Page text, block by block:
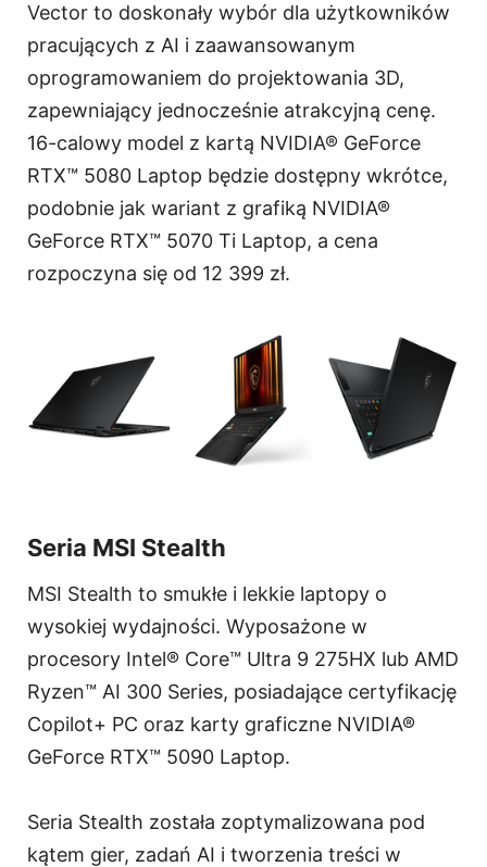
Vector to doskonały wybór dla użytkowników
pracujących z AI i zaawansowanym
oprogramowaniem do projektowania 3D,
zapewniający jednocześnie atrakcyjną cenę.
16-calowy model z kartą NVIDIA® GeForce
RTX™ 5080 Laptop będzie dostępny wkrótce,
podobnie jak wariant z grafiką NVIDIA®
GeForce RTX™ 5070 Ti Laptop, a cena
rozpoczyna się od 12 399 zł.
Seria MSI Stealth
MSI Stealth to smukłe i lekkie laptopy o
wysokiej wydajności. Wyposażone w
procesory Intel® Core™ Ultra 9 275HX lub AMD
Ryzen™ AI 300 Series, posiadające certyfikację
Copilot+ PC oraz karty graficzne NVIDIA®
GeForce RTX™ 5090 Laptop.
Seria Stealth została zoptymalizowana pod
kątem gier, zadań AI i tworzenia treści w